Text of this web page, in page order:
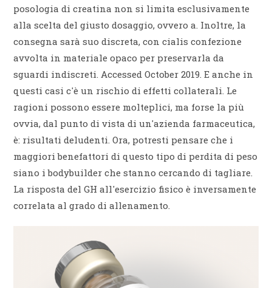
posologia di creatina non si limita esclusivamente
alla scelta del giusto dosaggio, ovvero a. Inoltre, la
consegna sarà suo discreta, con cialis confezione
avvolta in materiale opaco per preservarla da
sguardi indiscreti. Accessed October 2019. E anche in
questi casi c'è un rischio di effetti collaterali. Le
ragioni possono essere molteplici, ma forse la più
ovvia, dal punto di vista di un'azienda farmaceutica,
è: risultati deludenti. Ora, potresti pensare che i
maggiori benefattori di questo tipo di perdita di peso
siano i bodybuilder che stanno cercando di tagliare.
La risposta del GH all'esercizio fisico è inversamente
correlata al grado di allenamento.